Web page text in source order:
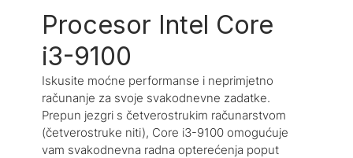
Procesor Intel Core
i3-9100
Iskusite moćne performanse i neprimjetno
računanje za svoje svakodnevne zadatke.
Prepun jezgri s četverostrukim računarstvom
(četverostruke niti), Core i3-9100 omogućuje
vam svakodnevna radna opterećenja poput